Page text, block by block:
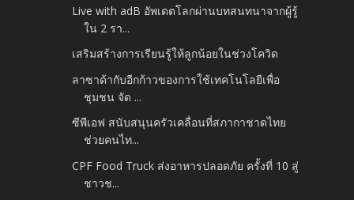
Live with adB อัพเดตโลกผ่านบทสนทนาจากผู้รู้
ใน 2 รา...
เสริมสร้างการเรียนรู้ให้ลูกน้อยในช่วงโควิด
ลาซาด้ากับอีกก้าวของการใช้เทคโนโลยีเพื่อ
ชุมชน จัด ...
ซีพีเอฟ สนับสนุนครัวเคลื่อนที่สภากาชาดไทย
ช่วยคนไท...
CPF Food Truck ส่งอาหารปลอดภัย ครั้งที่ 10 สู่
ชาวช...